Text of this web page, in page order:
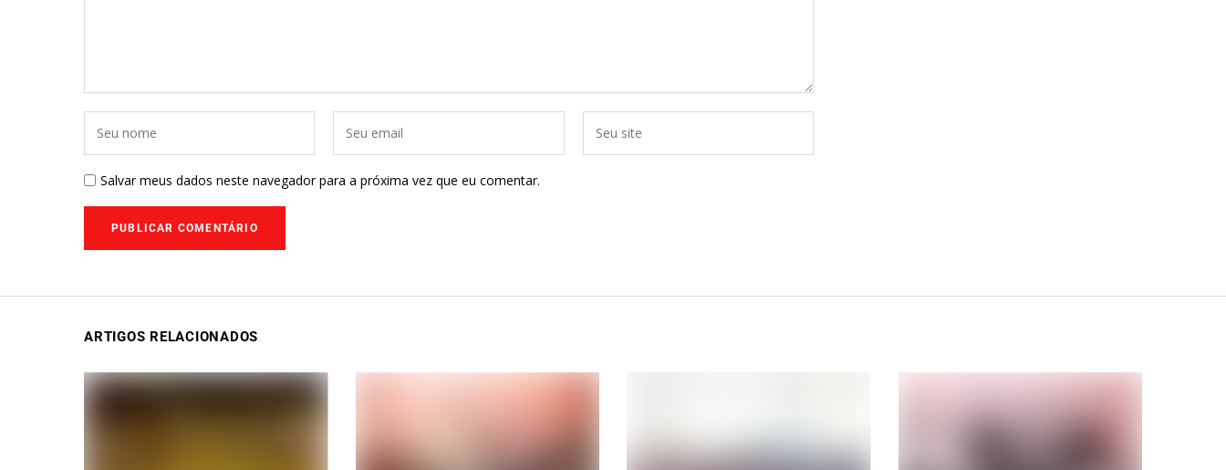
Salvar meus dados neste navegador para a próxima vez que eu comentar.
ARTIGOS RELACIONADOS